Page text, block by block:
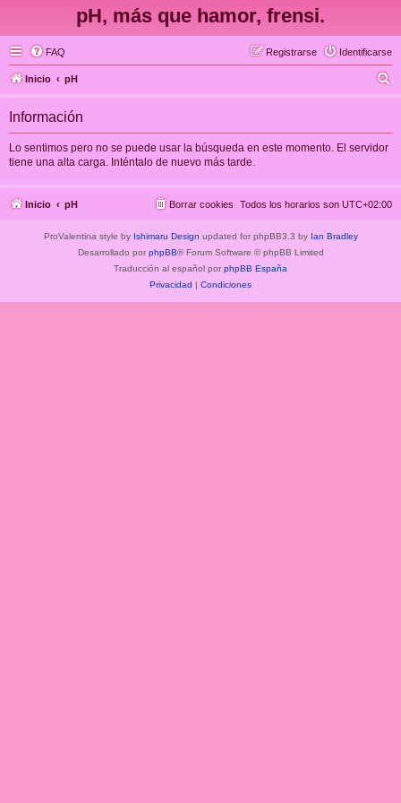
pH, más que hamor, frensi.
FAQ Identificarse
Registrarse
Inicio pH
Información
Lo sentimos pero no se puede usar la búsqueda en este momento. El servidor
tiene una alta carga. Inténtalo de nuevo más tarde.
Inicio pH Todos los horarios son UTC+02:00
Borrar cookies
ProValentina style by Ishimaru Design updated for phpBB3.3 by Ian Bradley
Desarrollado por phpBB® Forum Software © phpBB Limited
Traducción al español por phpBB España
Privacidad | Condiciones